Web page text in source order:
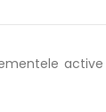
active